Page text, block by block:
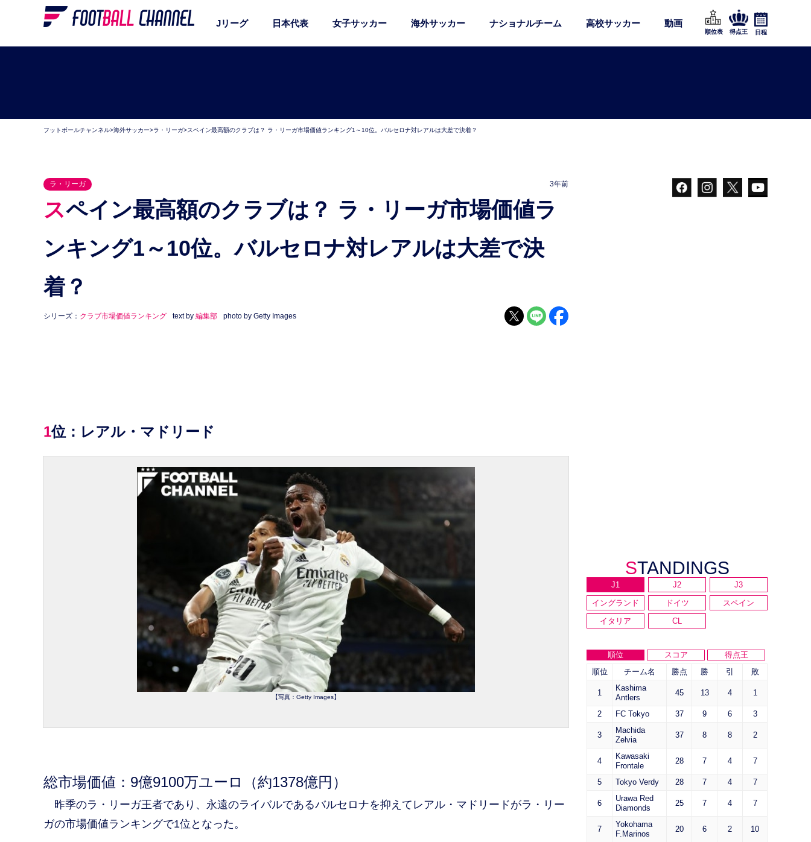
Jリーグ 日本代表 女子サッカー 海外サッカー ナショナルチーム 高校サッカー 動画
順位表 得点王 日程
フットボールチャンネル>海外サッカー>ラ・リーガ>スペイン最高額のクラブは？ ラ・リーガ市場価値ランキング1～10位。バルセロナ対レアルは大差で決着？
ラ・リーガ 3年前
スペイン最高額のクラブは？ ラ・リーガ市場価値ラ
ンキング1～10位。バルセロナ対レアルは大差で決
着？
シリーズ： クラブ市場価値ランキング text by 編集部 photo by Getty Images
1位：レアル・マドリード
【写真：Getty Images】
総市場価値：9億9100万ユーロ（約1378億円）
昨季のラ・リーガ王者であり、永遠のライバルであるバルセロナを抑えてレアル・マドリードがラ・リー
ガの市場価値ランキングで1位となった。
STANDINGS
J1 J2
J3
イングランド
ドイツ
スペイン
イタリア
CL
順位 スコア
得点王
順位
チーム名 勝点 勝 引 敗
1
Kashima
Antlers
45 13 4 1
2 FC Tokyo 37 9 6 3
3
Machida
Zelvia
37 8 8 2
4
Kawasaki
Frontale
28 7 4 7
5 Tokyo Verdy 28 7 4 7
6
Urawa Red
Diamonds
25 7 4 7
7
Yokohama
F.Marinos
20 6 2 10